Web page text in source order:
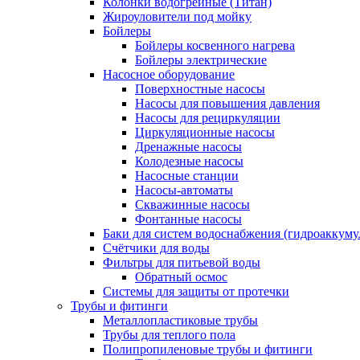
Жироуловители под мойку
Бойлеры
Бойлеры косвенного нагрева
Бойлеры электрические
Насосное оборудование
Поверхностные насосы
Насосы для повышения давления
Насосы для рециркуляции
Циркуляционные насосы
Дренажные насосы
Колодезные насосы
Насосные станции
Насосы-автоматы
Скважинные насосы
Фонтанные насосы
Баки для систем водоснабжения
Счётчики для воды
Фильтры для питьевой воды
Обратный осмос
Системы для защиты от протечки
Трубы и фитинги
Металлопластиковые трубы
Трубы для теплого пола
Полипропиленовые трубы и фитинги